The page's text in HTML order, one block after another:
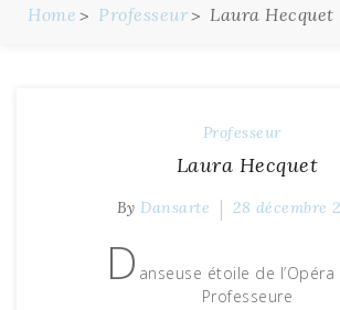
Home Professeur Laura Hecquet
Professeur
Laura Hecquet
By Dansarte 28 décembre
D anseuse étoile de
Professeure